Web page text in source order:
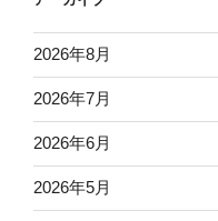
2026年8月
2026年7月
2026年6月
2026年5月